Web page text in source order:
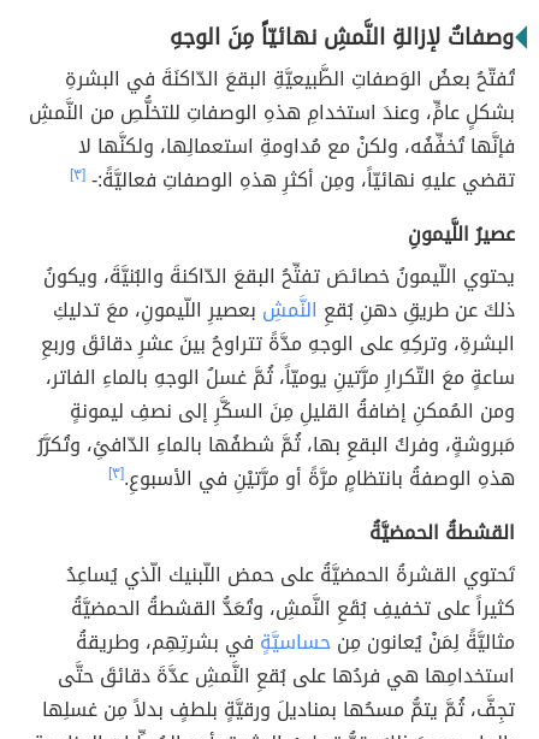
وصفاتٌ لإزالةِ النَّمشِ نهائيّاً مِنَ الوجهِ
تُفتّحُ بعضُ الوَصفاتِ الطَّبيعيَّةِ البقعَ الدّاكنَةَ في البشرةِ
بشكلٍ عامٍّ، وعندَ استخدامِ هذهِ الوصفاتِ للتخلُّصِ من النَّمشِ
فإنَّها تُخفِّفُه، ولكنْ مع مُداومةِ استعمالِها، ولكنَّها لا
تقضي عليهِ نهائيّاً، ومِن أكثرِ هذهِ الوصفاتِ فعاليَّةً:- [٣]
عصيرُ اللَّيمونِ
يحتوي اللّيمونُ خصائصَ تفتِّحُ البقعَ الدّاكنةَ والبُنيَّةَ، ويكونُ
ذلكَ عن طريقِ دهنِ بُقعِ النَّمشِ بعصيرِ اللّيمونِ، معَ تدليكِ
البشرةِ، وتركِهِ على الوجهِ مدَّةً تتراوحُ بينَ عشرِ دقائقَ وربعِ
ساعةٍ معَ التّكرارِ مرَّتينِ يوميّاً، ثُمَّ غسلُ الوجهِ بالماءِ الفاتر،
ومن المُمكنِ إضافةُ القليلِ مِنَ السكَّرِ إلى نصفِ ليمونةٍ
مَبروشةٍ، وفركُ البقعِ بها، ثُمَّ شطفُها بالماءِ الدّافئِ، وتُكرَّرُ
هذهِ الوصفةُ بانتظامٍ مرَّةً أو مرَّتيْنِ في الأسبوعِ.[٣]
القشطةُ الحمضيَّةُ
تَحتوي القشرةُ الحمضيَّةُ على حمض اللّبنيك الّذي يُساعِدُ
كثيراً على تخفيفِ بُقَعِ النَّمشِ، وتُعَدُّ القشطةُ الحمضيَّةُ
مثاليَّةً لِمَنْ يُعانون مِنحساسيَّةٍ في بشرتِهِم، وطريقةُ
استخدامِها هي فردُها على بُقعِ النَّمشِ عدَّةَ دقائقَ حتَّى
تجِفَّ، ثُمَّ يتمُّ مسحُها بمناديلَ ورقيَّةٍ بلطفٍ بدلاً مِن غسلِها